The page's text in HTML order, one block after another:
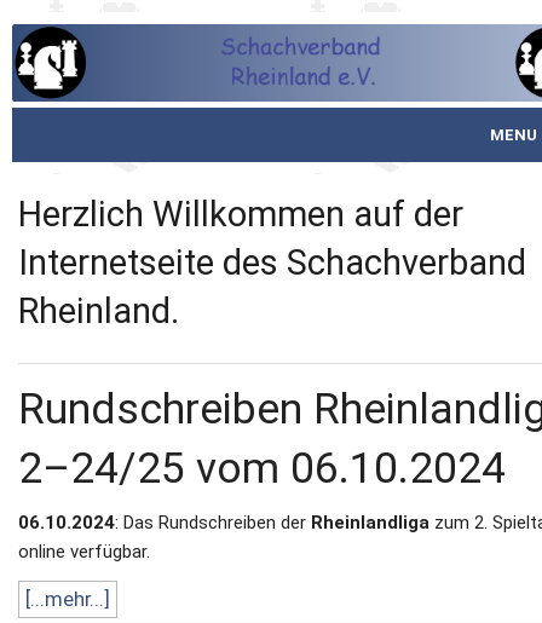
MENU
über den SVR
Spielbetrieb
Schachjugend
Meistertafel
Fotos
Service
Newsletter
Herzlich Willkommen auf der
Internetseite des Schachverband
Rheinland.
Rundschreiben
2–24/25 vom 06.10.2024
06.10.2024: Das Rundschreiben der Rheinlandliga zum 2.
online verfügbar.
[...mehr...]